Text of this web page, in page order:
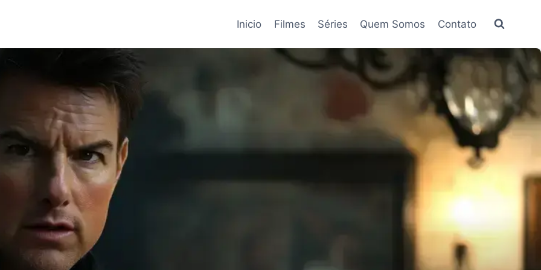
Inicio Filmes Séries Quem Somos Contato